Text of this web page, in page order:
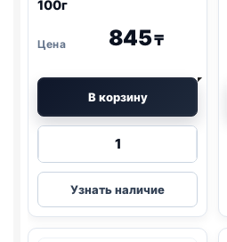
100г
845₸
В корзину
Количество
TitBit
лак.
(ДРЕССУРА,
Узнать наличие